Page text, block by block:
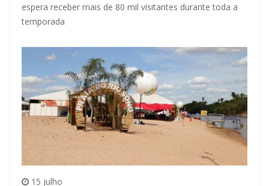
espera receber mais de 80 mil visitantes durante toda a
temporada
15 julho